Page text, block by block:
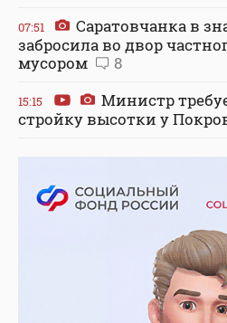
07:51
Саратовчанка в
забросила во двор
мусором
8
15:15
Министр
стройку высотки у